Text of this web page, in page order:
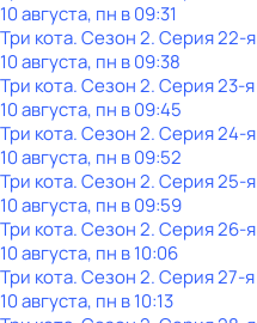
10 августа, пн в 09:31
Три кота. Сезон 2. Серия 22-я
10 августа, пн в 09:38
Три кота. Сезон 2. Серия 23-я
10 августа, пн в 09:45
Три кота. Сезон 2. Серия 24-я
10 августа, пн в 09:52
Три кота. Сезон 2. Серия 25-я
10 августа, пн в 09:59
Три кота. Сезон 2. Серия 26-я
10 августа, пн в 10:06
Три кота. Сезон 2. Серия 27-я
10 августа, пн в 10:13